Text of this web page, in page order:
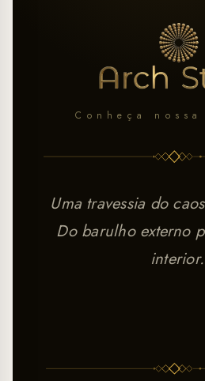
Conheça
Uma travessia do
Do barulho externo
interior.